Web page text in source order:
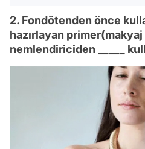
2. Fondötenden önce
hazırlayan primer(makyaj
nemlendiriciden _____